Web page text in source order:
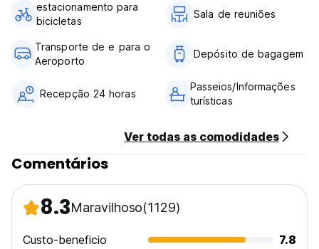
estacionamento para
bicicletas
Sala de reuniões
Transporte de e para o
Aeroporto
Depósito de bagagem
Recepção 24 horas
Passeios/Informações
turísticas
Ver todas as comodidades
Comentários
8.3Maravilhoso(1129)
Custo-beneficio
7.8